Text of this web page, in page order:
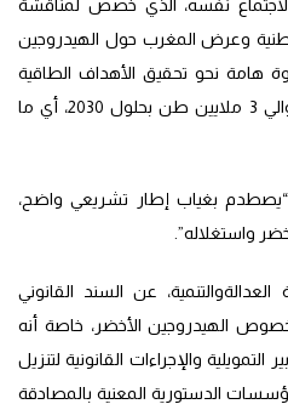
الاجتماع نفسه، الذي خُصص لمناقشة
وعرض المغرب حول الهيدروجين
هامة نحو تحقيق الأهداف الطاقية
والبيئية بالمغرب، في أفق إنتاج حوالي 3 ملايين طن بحلول 2030، أي ما
بغياب إطار تشريعي واضح،
واستغلاله”.
عن السند القانوني
الهيدروجين الأخضر، خاصة أنه
التمويلية والإجراءات القانونية لتنزيل
الدستورية المعنية بالمصادقة